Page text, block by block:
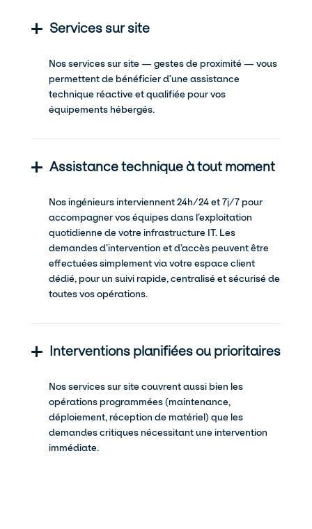
Services sur site
Nos services sur site — gestes de proximité — vous
permettent de bénéficier d’une assistance
technique réactive et qualifiée pour vos
équipements hébergés.
Assistance technique à tout moment
Nos ingénieurs interviennent 24h/24 et 7j/7 pour
accompagner vos équipes dans l’exploitation
quotidienne de votre infrastructure IT. Les
demandes d’intervention et d’accès peuvent être
effectuées simplement via votre espace client
dédié, pour un suivi rapide, centralisé et sécurisé de
toutes vos opérations.
Interventions planifiées ou prioritaires
Nos services sur site couvrent aussi bien les
opérations programmées (maintenance,
déploiement, réception de matériel) que les
demandes critiques nécessitant une intervention
immédiate.